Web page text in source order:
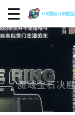
魔域宝石决